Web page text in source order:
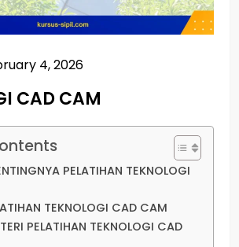
4, 2026
CAD CAM
PELATIHAN TEKNOLOGI
TEKNOLOGI CAD CAM
PELATIHAN TEKNOLOGI CAD